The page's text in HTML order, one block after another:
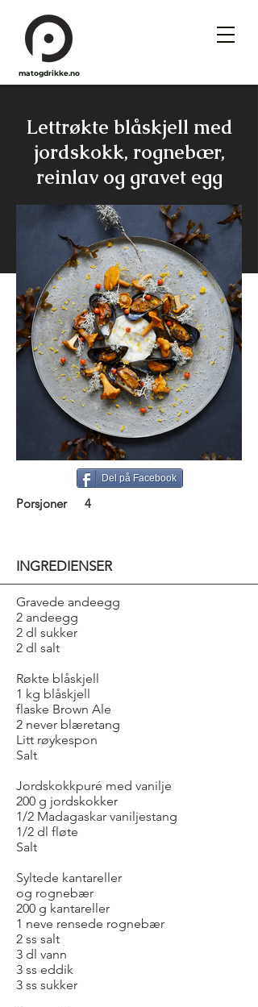
matogdrikke.no
Lettrøkte blåskjell med
jordskokk, rognebær,
reinlav og gravet egg
Del på Facebook
Porsjoner 4
INGREDIENSER
Gravede andeegg
2 andeegg
2 dl sukker
2 dl salt
Røkte blåskjell
1 kg blåskjell
flaske Brown Ale
2 never blæretang
Litt røykespon
Salt
Jordskokkpuré med vanilje
200 g jordskokker
1/2 Madagaskar vaniljestang
1/2 dl fløte
Salt
Syltede kantareller
og rognebær
200 g kantareller
1 neve rensede rognebær
2 ss salt
3 dl vann
3 ss eddik
3 ss sukker